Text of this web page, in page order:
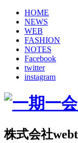
HOME
NEWS
WEB
FASHION
NOTES
Facebook
twitter
instagram
株式会社